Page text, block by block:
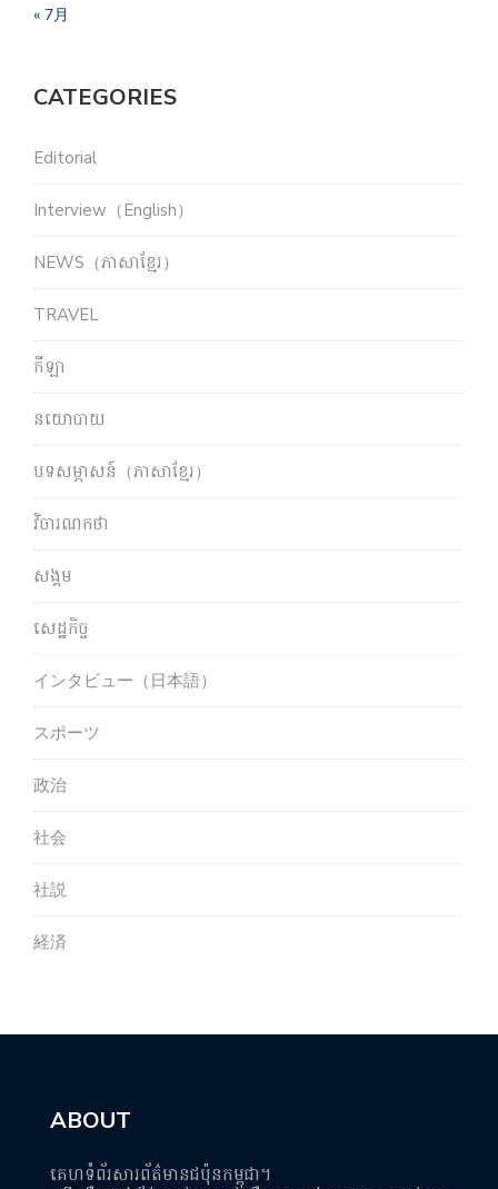
« 7月
CATEGORIES
Editorial
Interview（English）
NEWS（ភាសាខ្មែរ）
TRAVEL
កីឡា
នយោបាយ
បទសម្ភាសន៍（ភាសាខ្មែរ）
វិចារណកថា
សង្គម
សេដ្ឋកិច្ច
インタビュー（日本語）
スポーツ
政治
社会
社説
経済
ABOUT
គេហទំព័រសារព័ត៌មានជប៉ុនកម្ពុជា។